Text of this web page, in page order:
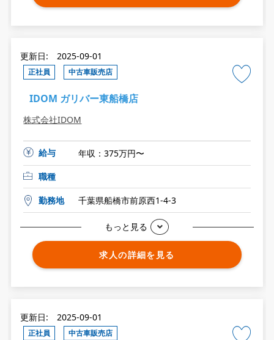
更新日: 2025-09-01
正社員 中古車販売店
IDOM ガリバー東船橋店
株式会社IDOM
給与
年収：375万円〜
職種
勤務地 千葉県船橋市前原西1-4-3
もっと見る
求人の詳細を見る
更新日: 2025-09-01
正社員 中古車販売店